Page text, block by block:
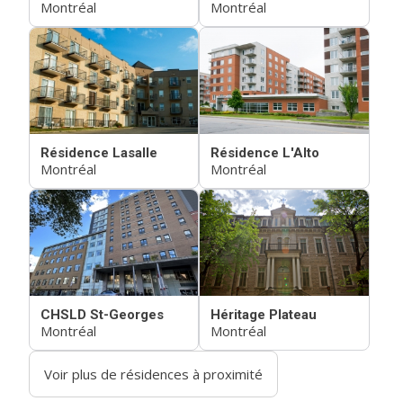
Montréal Montréal
Résidence Lasalle
Montréal
Résidence L'Alto
Montréal
CHSLD St-Georges
Montréal
Héritage Plateau
Montréal
Voir plus de résidences à proximité